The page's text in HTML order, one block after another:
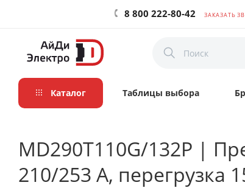
8 800 222-80-42 ЗАКАЗАТЬ
Каталог Таблицы выбора
MD290T110G/132P |
210/253 А, перегрузка